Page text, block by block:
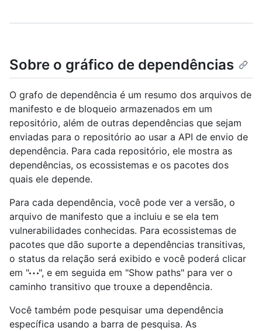
Sobre o gráfico de dependências
O grafo de dependência é um resumo dos arquivos de
manifesto e de bloqueio armazenados em um
repositório, além de outras dependências que sejam
enviadas para o repositório ao usar a API de envio de
dependência. Para cada repositório, ele mostra as
dependências, os ecossistemas e os pacotes dos
quais ele depende.
Para cada dependência, você pode ver a versão, o
arquivo de manifesto que a incluiu e se ela tem
vulnerabilidades conhecidas. Para ecossistemas de
pacotes que dão suporte a dependências transitivas,
o status da relação será exibido e você poderá clicar
em "
", e em seguida em "Show paths" para ver o
caminho transitivo que trouxe a dependência.
Você também pode pesquisar uma dependência
específica usando a barra de pesquisa. As